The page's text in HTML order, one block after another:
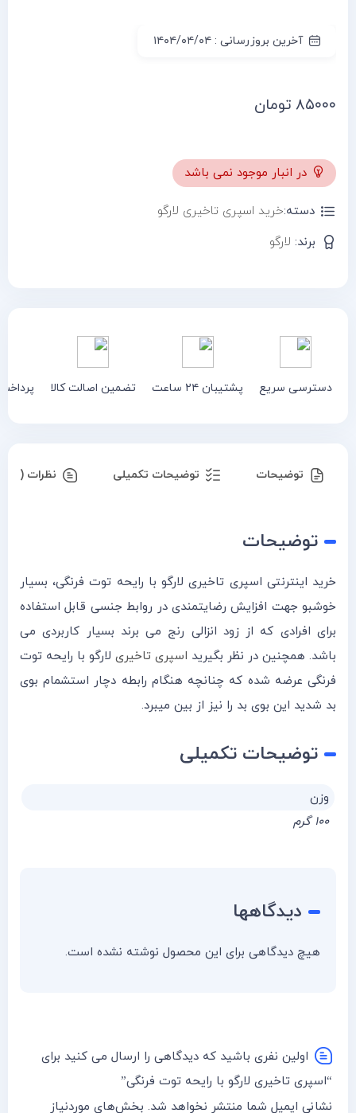
آخرین بروزرسانی : ۱۴۰۴/۰۴/۰۴
۸۵۰۰۰ تومان
در انبار موجود نمی باشد
دسته:خرید اسپری تاخیری لارگو
برند: لارگو
دسترسی سریع پشتیبان ۲۴ ساعت تضمین اصالت کالا
توضیحات توضیحات تکمیلی نظرات (۰)
توضیحات
خرید اینترنتی اسپری تاخیری لارگو با رایحه توت فرنگی، بسیار
خوشبو جهت افزایش رضایتمندی در روابط جنسی قابل استفاده
برای افرادی که از زود انزالی رنج می برند بسیار کاربردی می
باشد. همچنین در نظر بگیرید اسپری تاخیری لارگو با رایحه توت
فرنگی عرضه شده که چنانچه هنگام رابطه دچار استشمام بوی
بد شدید این بوی بد را نیز از بین میبرد.
توضیحات تکمیلی
وزن
۱۰۰ گرم
دیدگاهها
هیچ دیدگاهی برای این محصول نوشته نشده است.
اولین نفری باشید که دیدگاهی را ارسال می کنید برای
“اسپری تاخیری لارگو با رایحه توت فرنگی”
نشانی ایمیل شما منتشر نخواهد شد. بخش‌های موردنیاز